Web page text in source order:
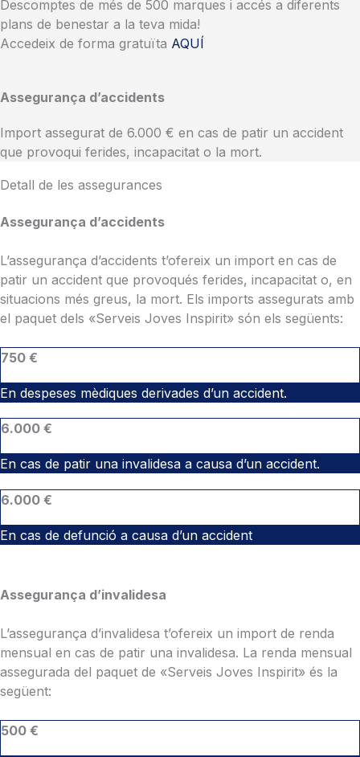
Descomptes de més de 500 marques i accés a diferents
plans de benestar a la teva mida!
Accedeix de forma gratuïta AQUÍ
Assegurança d’accidents
Import assegurat de 6.000 € en cas de patir un accident
que provoqui ferides, incapacitat o la mort.
Detall de les assegurances
Assegurança d’accidents
L’assegurança d’accidents t’ofereix un import en cas de
patir un accident que provoqués ferides, incapacitat o, en
situacions més greus, la mort. Els imports assegurats amb
el paquet dels «Serveis Joves Inspirit» són els següents:
750 €
En despeses mèdiques derivades d’un accident.
6.000 €
En cas de patir una invalidesa a causa d’un accident.
6.000 €
En cas de defunció a causa d’un accident
Assegurança d’invalidesa
L’assegurança d’invalidesa t’ofereix un import de renda
mensual en cas de patir una invalidesa. La renda mensual
assegurada del paquet de «Serveis Joves Inspirit» és la
següent:
500 €